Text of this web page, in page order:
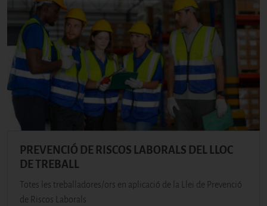
PREVENCIÓ DE RISCOS LABORALS DEL LLOC
DE TREBALL
Totes les treballadores/ors en aplicació de la Llei de Prevenció
de Riscos Laborals